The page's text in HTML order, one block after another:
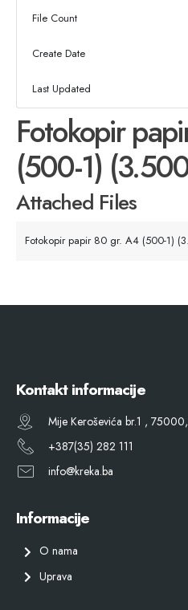
File Count
Create Date
Last Updated
Fotokopir
(500-1)
Attached Files
Fotokopir papir 80 gr. A4 (500-1)
Kontakt informacije
Mije Keroševića br.1 ,
+387(35) 282 111
info@kreka.ba
Informacije
O nama
Uprava